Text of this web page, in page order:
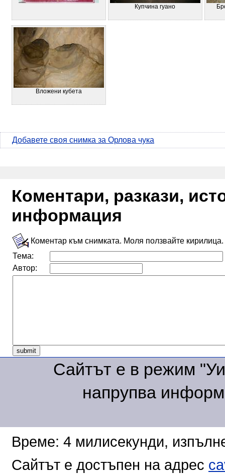
Купчина гуано
Вложени кубета
Добавете своя снимка за Орлова чука
Коментари, разкази,
информация
Коментар към снимката. Моля ползвайте кирилица.
Тема:
Автор:
Сайтът е в режим
напрупва
Време: 4 милисекунди,
Сайтът е достъпен на адрес